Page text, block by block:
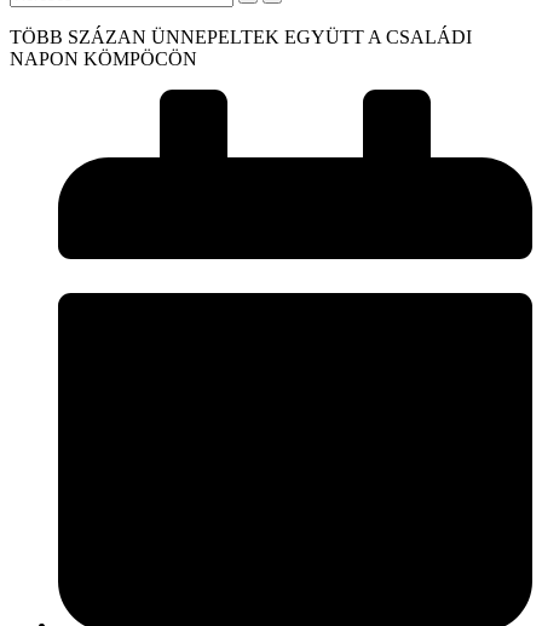
TÖBB SZÁZAN ÜNNEPELTEK EGYÜTT A CSALÁDI
NAPON KÖMPÖCÖN